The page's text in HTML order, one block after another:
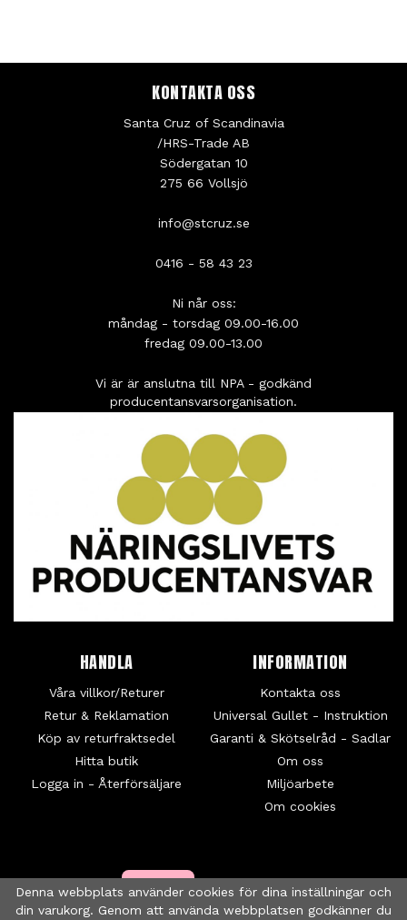
KONTAKTA OSS
Santa Cruz of Scandinavia
/HRS-Trade AB
Södergatan 10
275 66 Vollsjö
info@stcruz.se
0416 - 58 43 23
Ni når oss:
måndag - torsdag 09.00-16.00
fredag 09.00-13.00
Vi är är anslutna till NPA - godkänd
producentansvarsorganisation.
HANDLA
Våra villkor/Returer
Retur & Reklamation
Köp av returfraktsedel
Hitta butik
Logga in - Återförsäljare
INFORMATION
Kontakta oss
Universal Gullet - Instruktion
Garanti & Skötselråd - Sadlar
Om oss
Miljöarbete
Om cookies
Denna webbplats använder cookies för dina inställningar och
din varukorg. Genom att använda webbplatsen godkänner du